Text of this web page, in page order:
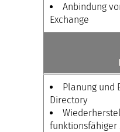
Anbindung
Exchange
Planung und
Directory
funktionsfähiger